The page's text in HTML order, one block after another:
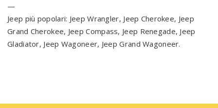
—
Jeep più popolari: Jeep Wrangler, Jeep Cherokee, Jeep
Grand Cherokee, Jeep Compass, Jeep Renegade, Jeep
Gladiator, Jeep Wagoneer, Jeep Grand Wagoneer.